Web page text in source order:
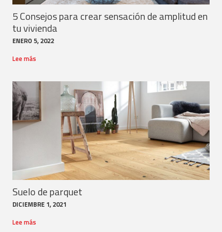
5 Consejos para crear sensación de amplitud en
tu vivienda
ENERO 5, 2022
Lee más
Suelo de parquet
DICIEMBRE 1, 2021
Lee más